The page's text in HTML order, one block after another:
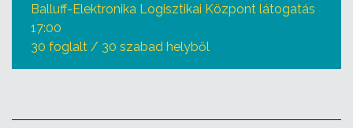
Balluff-Elektronika Logisztikai Központ látogatás
17:00
30 foglalt / 30 szabad helyből